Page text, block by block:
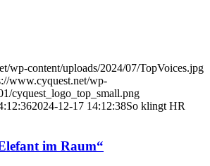
wp-content/uploads/2024/07/TopVoices.jpg
www.cyquest.net/wp-
cyquest_logo_top_small.png
2024-12-17 14:12:38So klingt HR
im Raum“